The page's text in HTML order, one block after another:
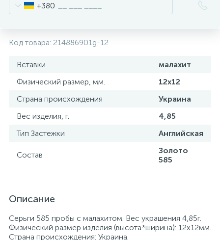
+380
Код товара: 214886901g-12
Вставки
малахит
Физический размер, мм.
12х12
Страна происхождения
Украина
Вес изделия, г.
4,85
Тип Застежки
Английская
Состав
Золото
585
Описание
Серьги 585 пробы с малахитом. Вес украшения 4,85г.
Физический размер изделия (высота*ширина): 12х12мм.
Страна происхождения: Украина.